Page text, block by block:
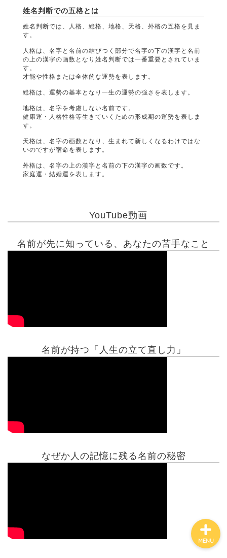
姓名判断での五格とは
姓名判断では、人格、総格、地格、天格、外格の五格を見ま
す。
人格は、名字と名前の結びつく部分で名字の下の漢字と名前
の上の漢字の画数となり姓名判断では一番重要とされていま
す。
才能や性格または全体的な運勢を表します。
総格は、運勢の基本となり一生の運勢の強さを表します。
地格は、名字を考慮しない名前です。
健康運・人格性格等生きていくための形成期の運勢を表しま
す。
天格は、名字の画数となり、生まれて新しくなるわけではな
いのですが宿命を表します。
外格は、名字の上の漢字と名前の下の漢字の画数です。
家庭運・結婚運を表します。
YouTube動画
名前が先に知っている、あなたの苦手なこと
名前が持つ「人生の立て直し力」
なぜか人の記憶に残る名前の秘密
MENU